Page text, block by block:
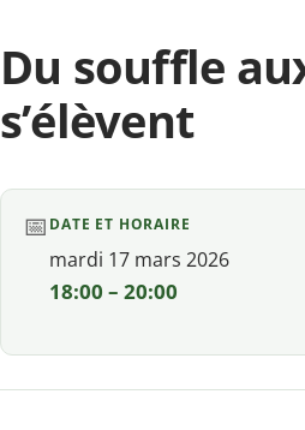
Du souffle
s’élèvent
📅 DATE ET HORAIRE
mardi 17 mars 2026
18:00 – 20:00